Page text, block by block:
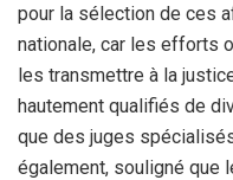
pour la sélection de ces
nationale, car les efforts
les transmettre à la
hautement qualifiés de
que des juges
également, souligné que